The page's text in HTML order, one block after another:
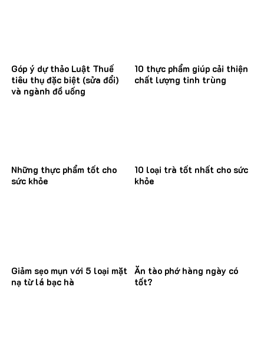
Góp ý dự thảo Luật Thuế
tiêu thụ đặc biệt (sửa đổi)
và ngành đồ uống
10 thực phẩm giúp cải thiện
chất lượng tinh trùng
Những thực phẩm tốt cho
sức khỏe
10 loại trà tốt nhất cho sức
khỏe
Giảm sẹo mụn với 5 loại mặt
nạ từ lá bạc hà
Ăn tào phớ hàng ngày có
tốt?